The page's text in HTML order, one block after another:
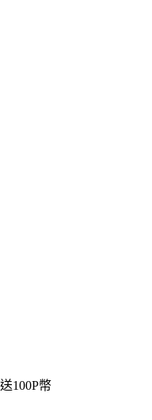
100P幣